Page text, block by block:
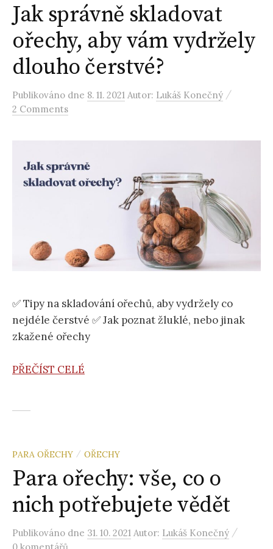
Jak správně skladovat
ořechy, aby vám vydržely
dlouho čerstvé?
Publikováno dne 8. 11. 2021 Autor: Lukáš Konečný /
2 Comments
✅ Tipy na skladování ořechů, aby vydržely co
nejdéle čerstvé ✅ Jak poznat žluklé, nebo jinak
zkažené ořechy
PŘEČÍST CELÉ
PARA OŘECHY / OŘECHY
Para ořechy: vše, co o
nich potřebujete vědět
Publikováno dne 31. 10. 2021 Autor: Lukáš Konečný /
0 komentářů